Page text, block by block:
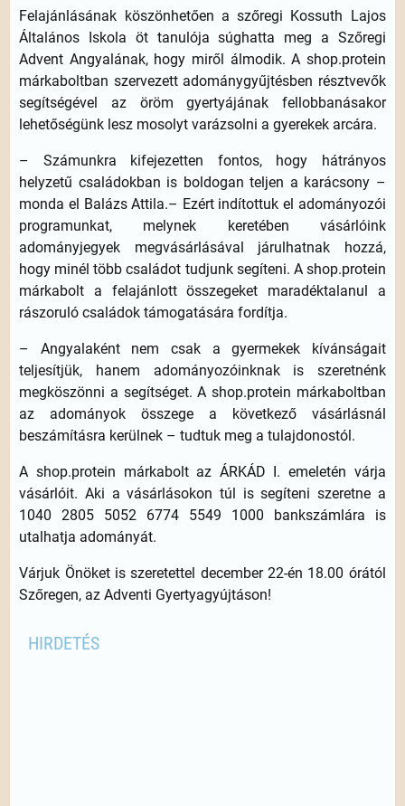
Felajánlásának köszönhetően a szőregi Kossuth Lajos
Általános Iskola öt tanulója súghatta meg a Szőregi
Advent Angyalának, hogy miről álmodik. A shop.protein
márkaboltban szervezett adománygyűjtésben résztvevők
segítségével az öröm gyertyájának fellobbanásakor
lehetőségünk lesz mosolyt varázsolni a gyerekek arcára.
– Számunkra kifejezetten fontos, hogy hátrányos
helyzetű családokban is boldogan teljen a karácsony –
monda el Balázs Attila.– Ezért indítottuk el adományozói
programunkat, melynek keretében vásárlóink
adományjegyek megvásárlásával járulhatnak hozzá,
hogy minél több családot tudjunk segíteni. A shop.protein
márkabolt a felajánlott összegeket maradéktalanul a
rászoruló családok támogatására fordítja.
– Angyalaként nem csak a gyermekek kívánságait
teljesítjük, hanem adományozóinknak is szeretnénk
megköszönni a segítséget. A shop.protein márkaboltban
az adományok összege a következő vásárlásnál
beszámításra kerülnek – tudtuk meg a tulajdonostól.
A shop.protein márkabolt az ÁRKÁD I. emeletén várja
vásárlóit. Aki a vásárlásokon túl is segíteni szeretne a
1040 2805 5052 6774 5549 1000 bankszámlára is
utalhatja adományát.
Várjuk Önöket is szeretettel december 22-én 18.00 órától
Szőregen, az Adventi Gyertyagyújtáson!
HIRDETÉS